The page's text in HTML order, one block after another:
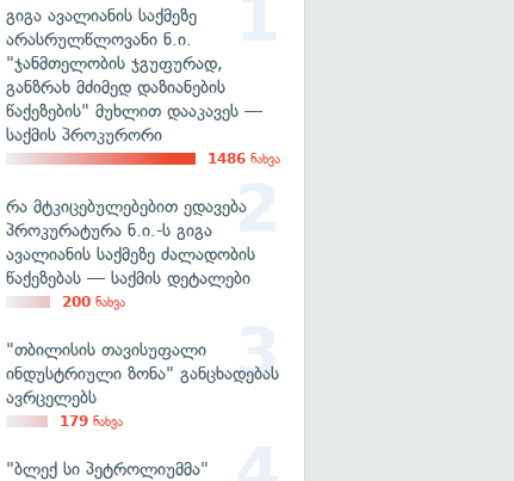
გიგა ავალიანის საქმეზე
არასრულწლოვანი ნ.ი.
"ჯანმთელობის ჯგუფურად,
განზრახ მძიმედ დაზიანების
წაქეზების" მუხლით დააკავეს —
საქმის პროკურორი
1486 ნახვა
რა მტკიცებულებებით ედავება
პროკურატურა ნ.ი.-ს გიგა
ავალიანის საქმეზე ძალადობის
წაქეზებას — საქმის დეტალები
200 ნახვა
"თბილისის თავისუფალი
ინდუსტრიული ზონა" განცხადებას
ავრცელებს
179 ნახვა
"ბლექ სი პეტროლიუმმა"